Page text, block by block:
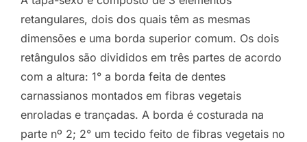
retangulares, dois dos quais têm as mesmas
dimensões e uma borda superior comum. Os dois
retângulos são divididos em três partes de acordo
com a altura: 1° a borda feita de dentes
carnassianos montados em fibras vegetais
enroladas e trançadas. A borda é costurada na
parte nº 2; 2° um tecido feito de fibras vegetais no